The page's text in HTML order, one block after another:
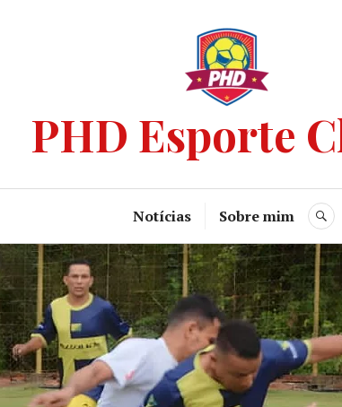
PHD Esporte
Notícias Sobre mim